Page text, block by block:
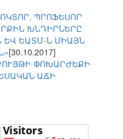
ՊՐՈՖԵՍՈՐ
ԽՆԴԻՐՆԵՐԸ
ԵՎ ԵԱՏՄ-Ն ՄԻԱՅՆ
[30.10.2017]
ՓՈԽԱՐԺԵՔԻ
ԱՃԻ